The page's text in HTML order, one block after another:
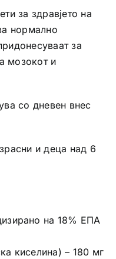
за здравјето на
нормално
за
мозокот и
со дневен внес
и деца над 6
на 18% ЕПА
киселина) – 180 мг